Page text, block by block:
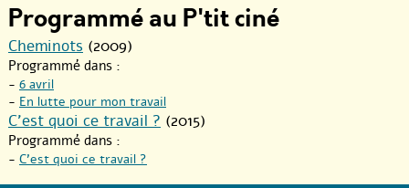
Programmé au P'tit ciné
Cheminots (2009)
Programmé dans :
- 6 avril
- En lutte pour mon travail
C’est quoi ce travail ? (2015)
Programmé dans :
- C’est quoi ce travail ?